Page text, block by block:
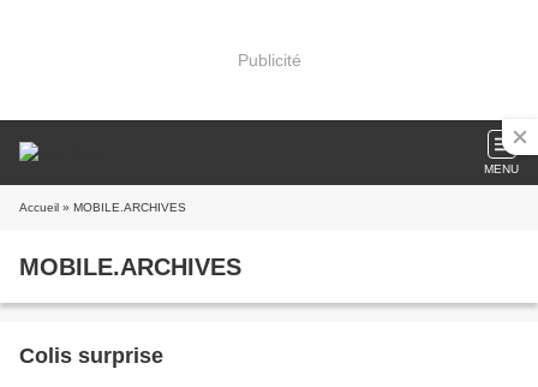
Publicité
MENU
Accueil » MOBILE.ARCHIVES
MOBILE.ARCHIVES
Colis surprise